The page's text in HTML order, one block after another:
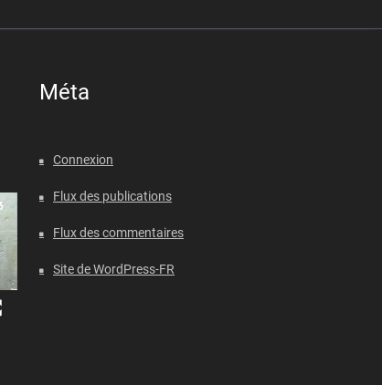
Méta
Connexion
Flux des publications
Flux des commentaires
Site de WordPress-FR